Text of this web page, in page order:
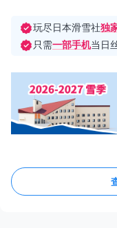
玩尽日本滑雪社独
只需一部手机当日